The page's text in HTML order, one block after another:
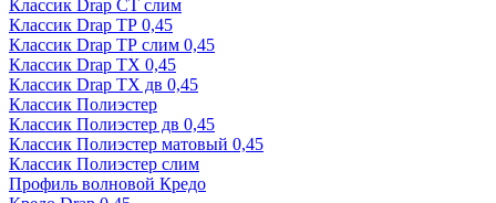
Классик Drap СТ слим
Классик Drap ТР 0,45
Классик Drap ТР слим 0,45
Классик Drap ТХ 0,45
Классик Drap ТХ дв 0,45
Классик Полиэстер
Классик Полиэстер дв 0,45
Классик Полиэстер матовый 0,45
Классик Полиэстер слим
Профиль волновой Кредо